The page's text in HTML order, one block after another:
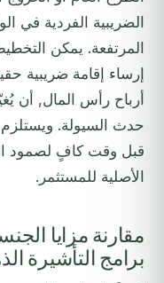
الضريبية الفردية في
المرتفعة. يمكن
إرساء إقامة ضريبية
أرباح رأس المال, أن
حدث السيولة.
قبل وقت كافٍ لصمود
الأصلية للمستثمر.
مقارنة مزايا
برامج التأشيرة